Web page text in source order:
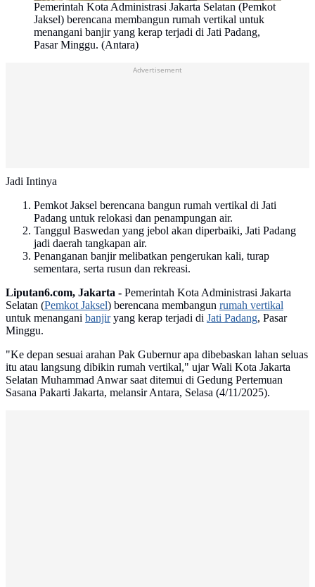
Pemerintah Kota Administrasi Jakarta Selatan (Pemkot
Jaksel) berencana membangun rumah vertikal untuk
menangani banjir yang kerap terjadi di Jati Padang,
Pasar Minggu. (Antara)
Advertisement
Jadi Intinya
Pemkot Jaksel berencana bangun rumah vertikal di Jati
Padang untuk relokasi dan penampungan air.
Tanggul Baswedan yang jebol akan diperbaiki, Jati Padang
jadi daerah tangkapan air.
Penanganan banjir melibatkan pengerukan kali, turap
sementara, serta rusun dan rekreasi.
Liputan6.com, Jakarta - Pemerintah Kota Administrasi Jakarta
Selatan (Pemkot Jaksel) berencana membangun rumah vertikal
untuk menangani banjiryang kerap terjadi di Jati Padang, Pasar
Minggu.
"Ke depan sesuai arahan Pak Gubernur apa dibebaskan lahan seluas
itu atau langsung dibikin rumah vertikal," ujar Wali Kota Jakarta
Selatan Muhammad Anwar saat ditemui di Gedung Pertemuan
Sasana Pakarti Jakarta, melansir Antara, Selasa (4/11/2025).